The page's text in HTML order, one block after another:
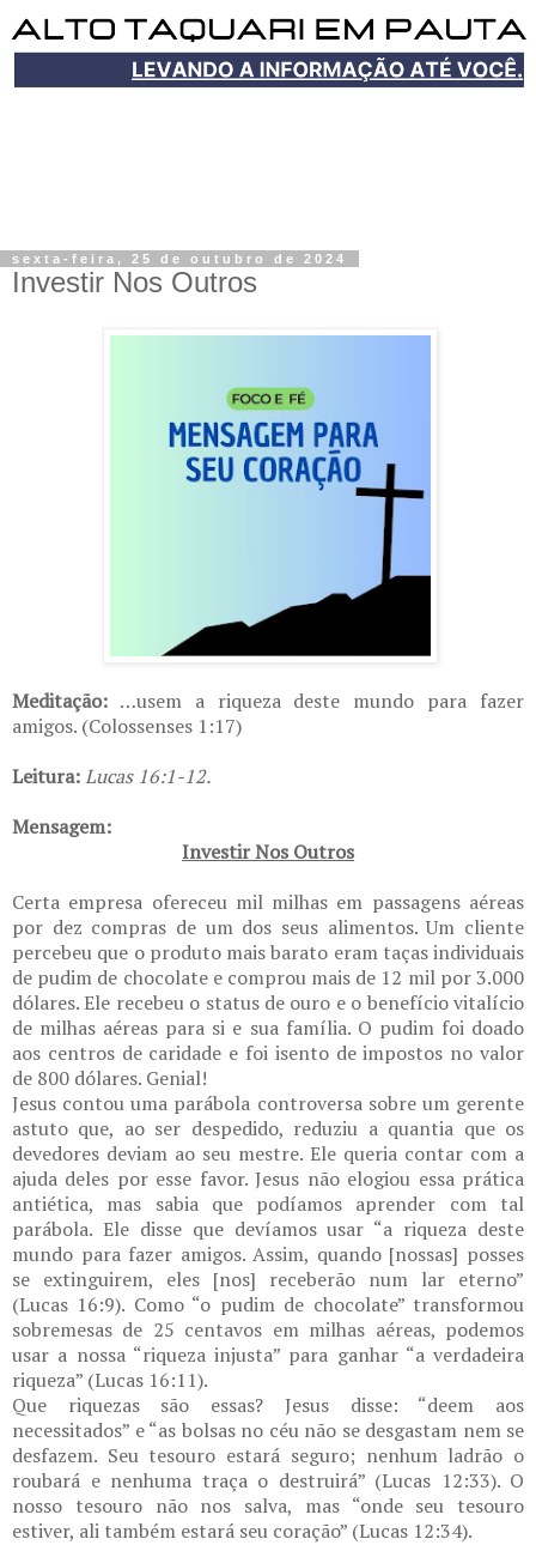
sexta-feira, 25 de outubro de 2024
Investir Nos Outros
Meditação: …usem a riqueza deste mundo para fazer
amigos. (Colossenses 1:17)
Leitura:Lucas 16:1-12.
Mensagem:
Investir Nos Outros
Certa empresa ofereceu mil milhas em passagens aéreas
por dez compras de um dos seus alimentos. Um cliente
percebeu que o produto mais barato eram taças individuais
de pudim de chocolate e comprou mais de 12 mil por 3.000
dólares. Ele recebeu o status de ouro e o benefício vitalício
de milhas aéreas para si e sua família. O pudim foi doado
aos centros de caridade e foi isento de impostos no valor
de 800 dólares. Genial!
Jesus contou uma parábola controversa sobre um gerente
astuto que, ao ser despedido, reduziu a quantia que os
devedores deviam ao seu mestre. Ele queria contar com a
ajuda deles por esse favor. Jesus não elogiou essa prática
antiética, mas sabia que podíamos aprender com tal
parábola. Ele disse que devíamos usar “a riqueza deste
mundo para fazer amigos. Assim, quando [nossas] posses
se extinguirem, eles [nos] receberão num lar eterno”
(Lucas 16:9). Como “o pudim de chocolate” transformou
sobremesas de 25 centavos em milhas aéreas, podemos
usar a nossa “riqueza injusta” para ganhar “a verdadeira
riqueza” (Lucas 16:11).
Que riquezas são essas? Jesus disse: “deem aos
necessitados” e “as bolsas no céu não se desgastam nem se
desfazem. Seu tesouro estará seguro; nenhum ladrão o
roubará e nenhuma traça o destruirá” (Lucas 12:33). O
nosso tesouro não nos salva, mas “onde seu tesouro
estiver, ali também estará seu coração” (Lucas 12:34).